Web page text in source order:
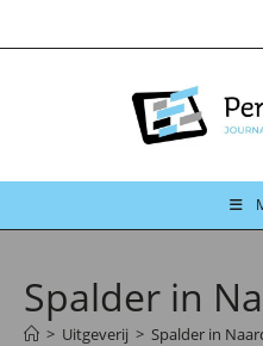
naar
Spalder in
> Uitgeverij > Spalder in